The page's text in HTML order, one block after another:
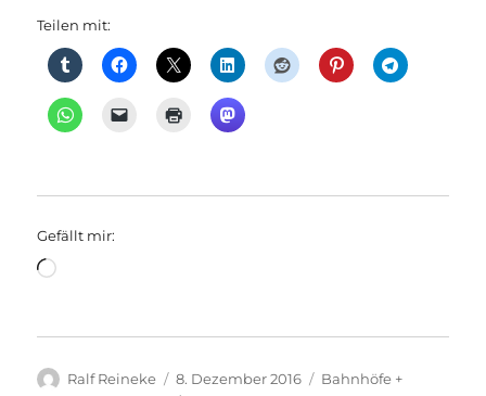
Teilen mit:
Gefällt mir:
Wird
Autor
Ralf Reineke
Veröffentlicht
8. Dezember 2016 Kategorien
Bahnhöfe +